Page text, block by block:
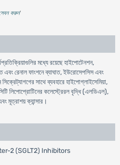
সেবন করুন'
মধ্যে রয়েছে হাইপোটেনশন,
রেনাল ফাংশনে ব্যাঘাত, ইউরোসেপসিস এবং
সাথে ব্যবহারে হাইপোগ্লাইসেমিয়া,
লিপোপ্রোটিনের কলেস্ট্রেরল বৃদ্ধি (এলডিএল),
মূত্রাশয় ক্যান্সার।
2 (SGLT2) Inhibitors